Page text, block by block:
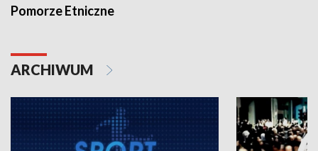
Pomorze Etniczne
ARCHIWUM